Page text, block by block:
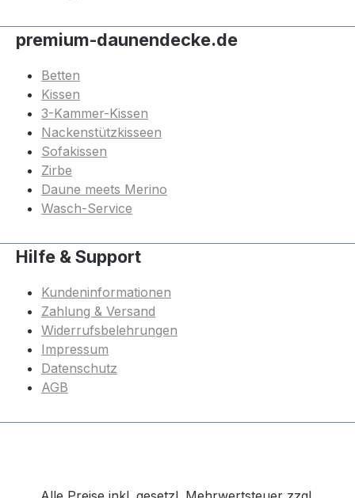
premium-daunendecke.de
Betten
Kissen
3-Kammer-Kissen
Nackenstützkisseen
Sofakissen
Zirbe
Daune meets Merino
Wasch-Service
Hilfe & Support
Kundeninformationen
Zahlung & Versand
Widerrufsbelehrungen
Impressum
Datenschutz
AGB